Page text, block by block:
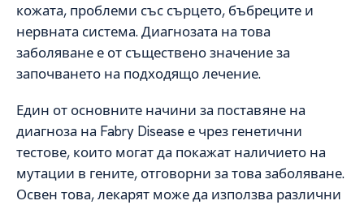
кожата, проблеми със сърцето, бъбреците и
нервната система. Диагнозата на това
заболяване е от съществено значение за
започването на подходящо лечение.
Един от основните начини за поставяне на
диагноза на Fabry Disease е чрез генетични
тестове, които могат да покажат наличието на
мутации в гените, отговорни за това заболяване.
Освен това, лекарят може да използва различни